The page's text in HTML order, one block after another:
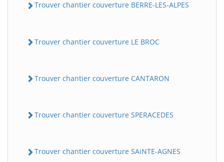
Trouver chantier couverture BERRE-LES-ALPES
Trouver chantier couverture LE BROC
Trouver chantier couverture CANTARON
Trouver chantier couverture SPERACEDES
Trouver chantier couverture SAiNTE-AGNES